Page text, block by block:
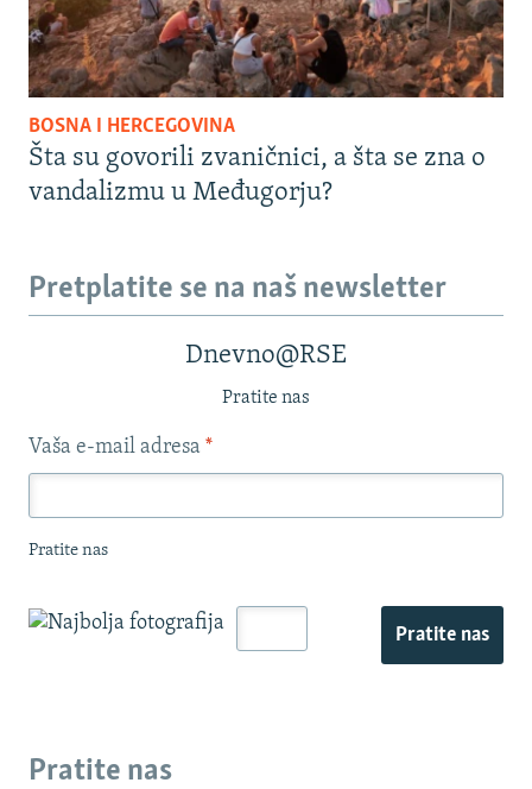
BOSNA I HERCEGOVINA
Šta su govorili zvaničnici, a šta se zna o
vandalizmu u Međugorju?
Pretplatite se na naš newsletter
Dnevno@RSE
Pratite nas
Vaša e-mail adresa *
Pratite nas
Pratite nas
Pratite nas